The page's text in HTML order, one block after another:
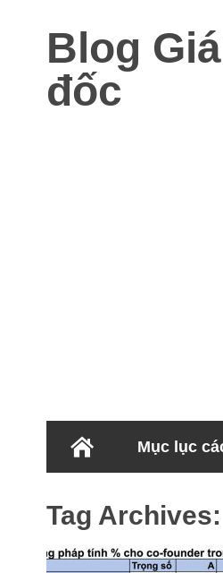
Blog
đốc
Mục lục
Tag Archives: